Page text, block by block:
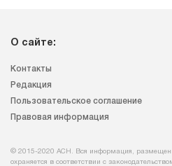
О сайте:
Контакты
Редакция
Пользовательское соглашение
Правовая информация
© 2015-2020 АСН. Вся информация,
охраняется в соответствии с